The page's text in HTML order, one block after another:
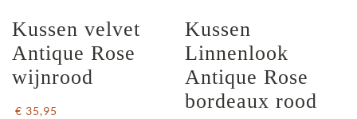
Kussen velvet
Antique Rose
wijnrood
€ 35,95
Kussen
Linnenlook
Antique Rose
bordeaux rood